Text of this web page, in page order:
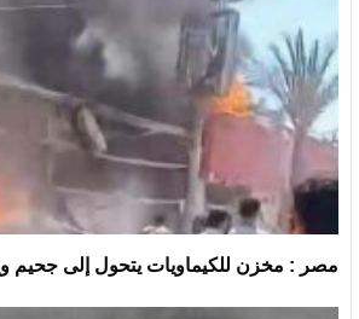
مصر : مخزن للكيماويات يتحول إلى جحيم